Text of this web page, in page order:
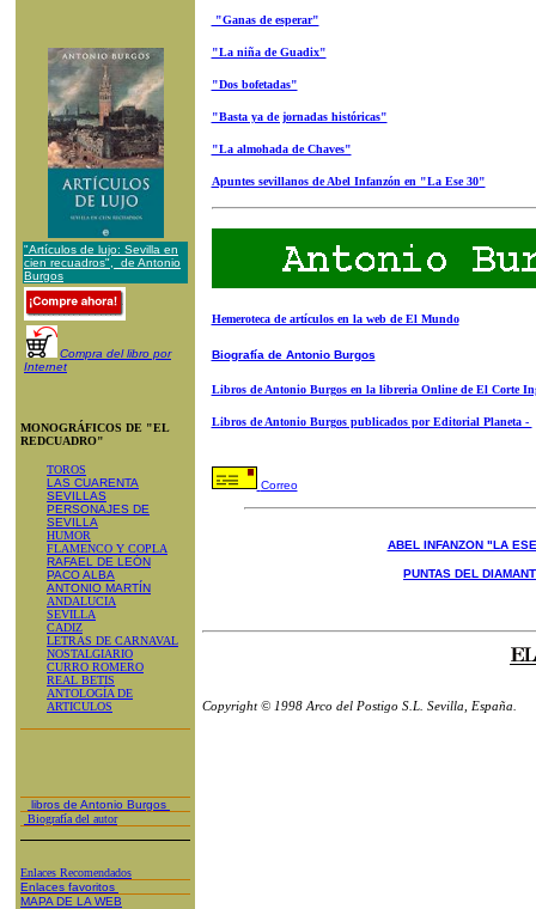
"Artículos de lujo: Sevilla en
cien recuadros", de Antonio
Burgos
Compra del libro por
Internet
MONOGRÁFICOS DE "EL
REDCUADRO"
TOROS
LAS CUARENTA
SEVILLAS
PERSONAJES DE
SEVILLA
HUMOR
FLAMENCO Y COPLA
RAFAEL DE LEÓN
PACO ALBA
ANTONIO MARTÍN
ANDALUCIA
SEVILLA
CADIZ
LETRAS DE CARNAVAL
NOSTALGIARIO
CURRO ROMERO
REAL BETIS
ANTOLOGÍA DE
ARTICULOS
libros de Antonio Burgos
Biografía del autor
Enlaces Recomendados
Enlaces favoritos
MAPA DE LA WEB
"Ganas de esperar"
"La niña de Guadix"
"Dos bofetadas"
"Basta ya de jornadas históricas"
"La almohada de Chaves"
Apuntes sevillanos de Abel Infanzón en "La Ese 30"
Hemeroteca de artículos en la web de El Mundo
Biografía de Antonio Burgos
Libros de Antonio Burgos en la libreria Online de El Corte
Libros de Antonio Burgos publicados por Editorial Planeta -
Correo
ABEL INFANZON "LA
PUNTAS DEL
Copyright © 1998 Arco del Postigo S.L. Sevilla, España.